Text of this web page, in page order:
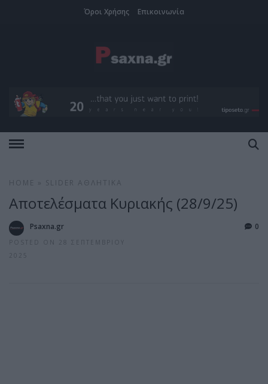
Όροι Χρήσης Επικοινωνία
HOME SLIDER ΑΘΛΗΤΙΚΆ
Αποτελέσματα Κυριακής (28/9/25)
Psaxna.gr
POSTED ON 28 ΣΕΠΤΕΜΒΡΊΟΥ
2025
0